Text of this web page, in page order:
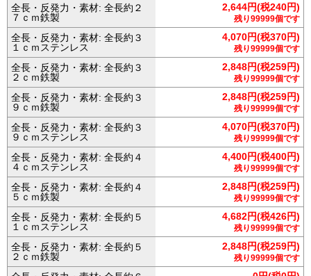
全長・反発力・素材: 全長約２
７ｃｍ鉄製
2,644円(税240円)
残り99999個です
全長・反発力・素材: 全長約３
１ｃｍステンレス
4,070円(税370円)
残り99999個です
全長・反発力・素材: 全長約３
２ｃｍ鉄製
2,848円(税259円)
残り99999個です
全長・反発力・素材: 全長約３
９ｃｍ鉄製
2,848円(税259円)
残り99999個です
全長・反発力・素材: 全長約３
９ｃｍステンレス
4,070円(税370円)
残り99999個です
全長・反発力・素材: 全長約４
４ｃｍステンレス
4,400円(税400円)
残り99999個です
全長・反発力・素材: 全長約４
５ｃｍ鉄製
2,848円(税259円)
残り99999個です
全長・反発力・素材: 全長約５
１ｃｍステンレス
4,682円(税426円)
残り99999個です
全長・反発力・素材: 全長約５
２ｃｍ鉄製
2,848円(税259円)
残り99999個です